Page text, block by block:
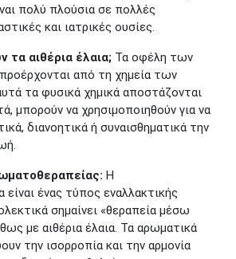
πολύ πλούσια σε πολλές
και ιατρικές ουσίες.
τα αιθέρια έλαια; Τα οφέλη των
από τη χημεία των
τα φυσικά χημικά αποστάζονται
μπορούν να χρησιμοποιηθούν για να
διανοητικά ή συναισθηματικά την
Η
ένας τύπος εναλλακτικής
σημαίνει «θεραπεία μέσω
με αιθέρια έλαια. Τα αρωματικά
την ισορροπία και την αρμονία